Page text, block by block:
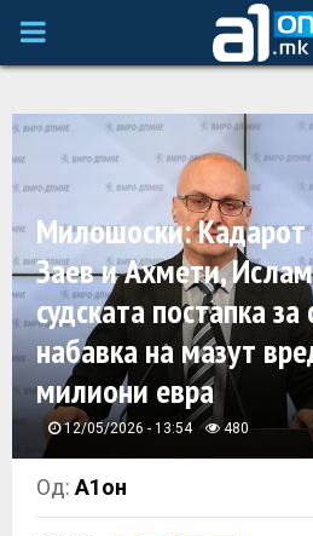
P
I
M
A
R
Y
M
Милошоски:
Заев и Ахмети,
судската постапка
набавка на мазут
милиони евра
12/05/2026 - 13:54 480
Од:А1он